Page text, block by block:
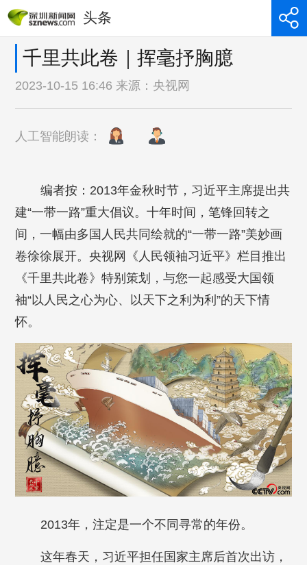
头条
千里共此卷｜挥毫抒胸臆
2023-10-15 16:46 来源： 央视网
人工智能朗读：
编者按：2013年金秋时节，习近平主席提出共
建“一带一路”重大倡议。十年时间，笔锋回转之
间，一幅由多国人民共同绘就的“一带一路”美妙画
卷徐徐展开。央视网《人民领袖习近平》栏目推出
《千里共此卷》特别策划，与您一起感受大国领
袖“以人民之心为心、以天下之利为利”的天下情
怀。
2013年，注定是一个不同寻常的年份。
这年春天，习近平担任国家主席后首次出访，